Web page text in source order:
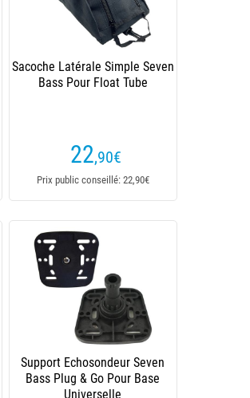
Sacoche Latérale Simple Seven
Bass Pour Float Tube
22,90€
Prix public conseillé: 22,90€
Support Echosondeur Seven
Bass Plug & Go Pour Base
Universelle